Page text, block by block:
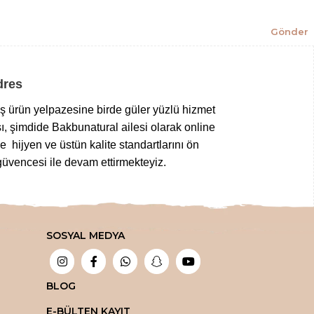
Gönder
ürün yelpazesine birde güler yüzlü hizmet
şimdide Bakbunatural ailesi olarak online
hijyen ve üstün kalite standartlarını ön
ile devam ettirmekteyiz.
,taptaze kuruyemişlere,
aktarda aradığınız tüm şifalı ürünleri en
ile sipariş edebilirsiniz.
SOSYAL MEDYA
BLOG
E-BÜLTEN KAYIT